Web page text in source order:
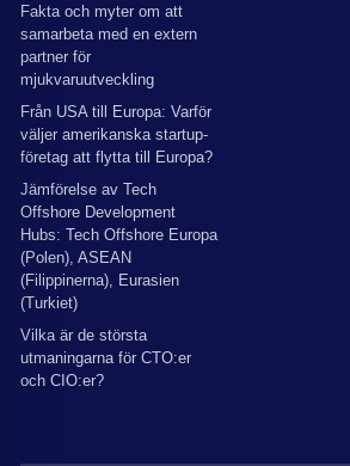
Fakta och myter om att
samarbeta med en extern
partner för
mjukvaruutveckling
Från USA till Europa: Varför
väljer amerikanska startup-
företag att flytta till Europa?
Jämförelse av Tech
Offshore Development
Hubs: Tech Offshore Europa
(Polen), ASEAN
(Filippinerna), Eurasien
(Turkiet)
Vilka är de största
utmaningarna för CTO:er
och CIO:er?